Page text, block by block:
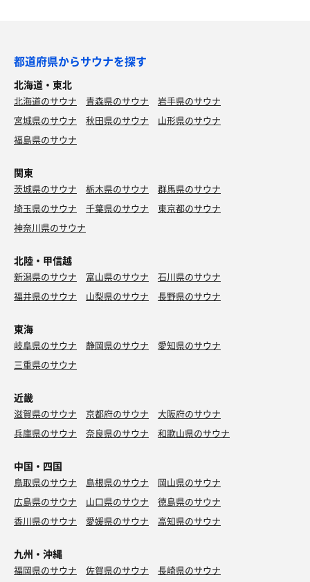
都道府県からサウナを探す
北海道・東北
北海道のサウナ 青森県のサウナ
岩手県のサウナ
宮城県のサウナ
秋田県のサウナ
山形県のサウナ
福島県のサウナ
関東
茨城県のサウナ 栃木県のサウナ
群馬県のサウナ
埼玉県のサウナ
千葉県のサウナ
東京都のサウナ
神奈川県のサウナ
北陸・甲信越
新潟県のサウナ 富山県のサウナ
石川県のサウナ
福井県のサウナ
山梨県のサウナ 長野県のサウナ
東海
岐阜県のサウナ 静岡県のサウナ
愛知県のサウナ
三重県のサウナ
近畿
滋賀県のサウナ 京都府のサウナ
大阪府のサウナ
兵庫県のサウナ
奈良県のサウナ 和歌山県のサウナ
中国・四国
鳥取県のサウナ 島根県のサウナ
岡山県のサウナ
広島県のサウナ
山口県のサウナ
徳島県のサウナ
香川県のサウナ
愛媛県のサウナ 高知県のサウナ
九州・沖縄
福岡県のサウナ 佐賀県のサウナ
長崎県のサウナ